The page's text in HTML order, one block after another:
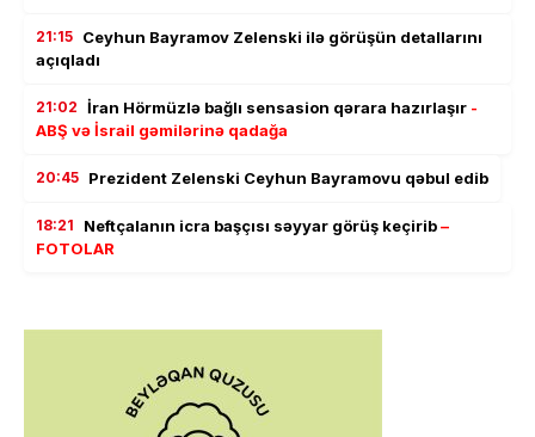
21:15 Ceyhun Bayramov Zelenski ilə görüşün detallarını
açıqladı
21:02 İran Hörmüzlə bağlı sensasion qərara hazırlaşır -
ABŞ və İsrail gəmilərinə qadağa
20:45 Prezident Zelenski Ceyhun Bayramovu qəbul edib
18:21 Neftçalanın icra başçısı səyyar görüş keçirib–
FOTOLAR